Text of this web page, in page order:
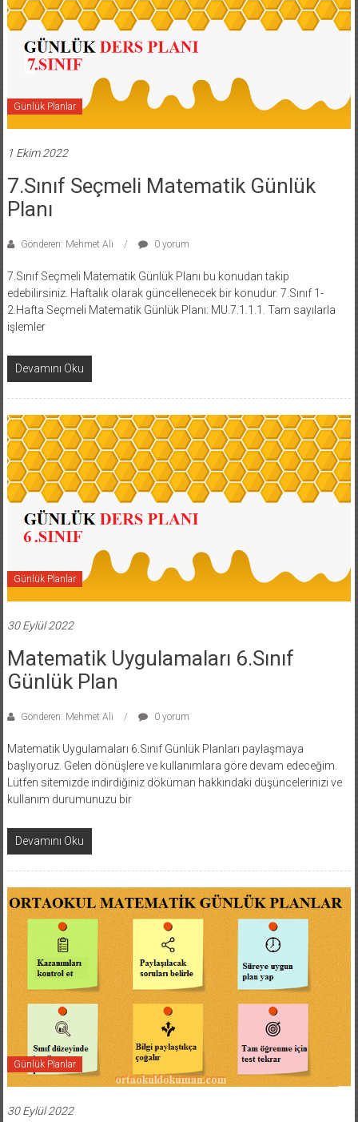
Günlük Planlar
1 Ekim 2022
7.Sınıf Seçmeli Matematik Günlük
Planı
Gönderen: Mehmet Ali 0 yorum
7.Sınıf Seçmeli Matematik Günlük Planı bu konudan takip
edebilirsiniz. Haftalık olarak güncellenecek bir konudur. 7.Sınıf 1-
2.Hafta Seçmeli Matematik Günlük Planı: MU.7.1.1.1. Tam sayılarla
işlemler
Devamını Oku
Günlük Planlar
30 Eylül 2022
Matematik Uygulamaları 6.Sınıf
Günlük Plan
Gönderen: Mehmet Ali 0 yorum
Matematik Uygulamaları 6.Sınıf Günlük Planları paylaşmaya
başlıyoruz. Gelen dönüşlere ve kullanımlara göre devam edeceğim.
Lütfen sitemizde indirdiğiniz döküman hakkındaki düşüncelerinizi ve
kullanım durumunuzu bir
Devamını Oku
Günlük Planlar
30 Eylül 2022